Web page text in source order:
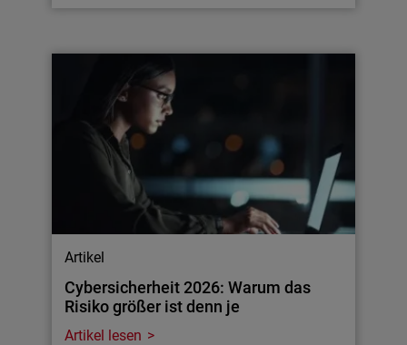
Artikel
Cybersicherheit 2026: Warum das
Risiko größer ist denn je
Artikel lesen